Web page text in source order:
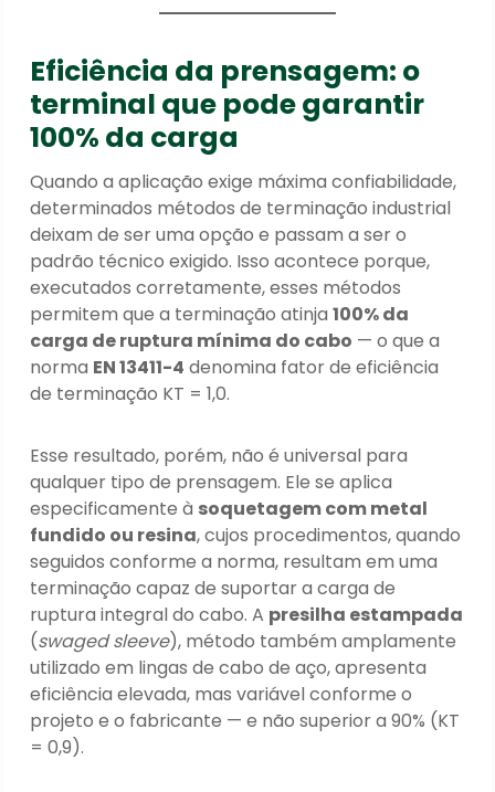
Eficiência da prensagem: o
terminal que pode garantir
100% da carga
Quando a aplicação exige máxima confiabilidade,
determinados métodos de terminação industrial
deixam de ser uma opção e passam a ser o
padrão técnico exigido. Isso acontece porque,
executados corretamente, esses métodos
permitem que a terminação atinja100% da
carga de ruptura mínima do cabo — o que a
norma EN 13411-4 denomina fator de eficiência
de terminação KT = 1,0.
Esse resultado, porém, não é universal para
qualquer tipo de prensagem. Ele se aplica
especificamente à soquetagem com metal
fundido ou resina, cujos procedimentos, quando
seguidos conforme a norma, resultam em uma
terminação capaz de suportar a carga de
ruptura integral do cabo. A presilha estampada
(swaged sleeve), método também amplamente
utilizado em lingas de cabo de aço, apresenta
eficiência elevada, mas variável conforme o
projeto e o fabricante — e não superior a 90% (KT
= 0,9).